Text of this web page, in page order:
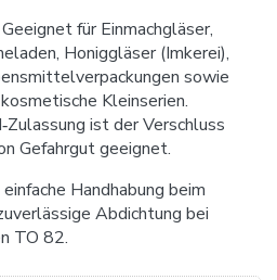
für Einmachgläser,
Honiggläser (Imkerei),
sowie
Kleinserien.
ist der Verschluss
Gefahrgut geeignet.
Handhabung beim
Abdichtung bei
TO 82.